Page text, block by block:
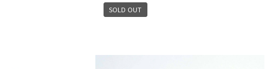
SOLD OUT